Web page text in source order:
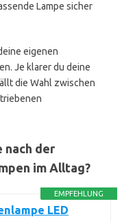
Lampe sicher
eigenen
Je klarer du deine
die Wahl zwischen
nach der
im Alltag?
EMPFEHLUNG
LED